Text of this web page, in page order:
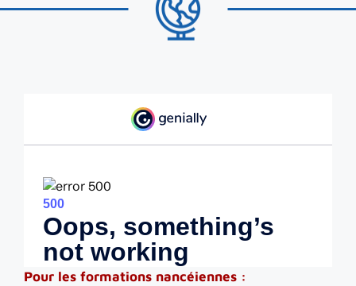
Pour les formations nancéiennes :